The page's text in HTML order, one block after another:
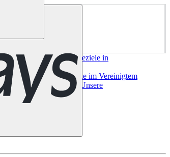
ChileCosta RicaAlle Reiseziele in
Valencia Alle Reiseziele im Vereinigtem
ChristchurchQueenstown
Unsere